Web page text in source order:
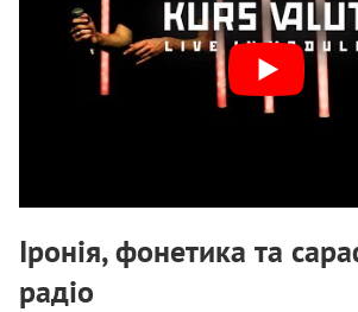
Іронія, фонетика та
радіо